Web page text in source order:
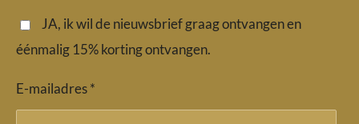
r
m
p
JA, ik wil de nieuwsbrief graag ontvangen en
éénmalig 15% korting ontvangen.
E-mailadres *